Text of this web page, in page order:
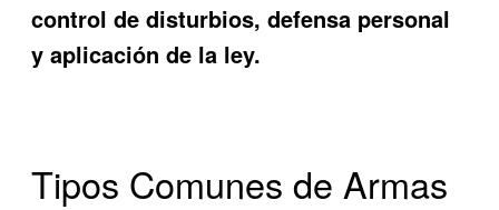
control de disturbios, defensa personal
y aplicación de la ley.
Tipos Comunes de Armas